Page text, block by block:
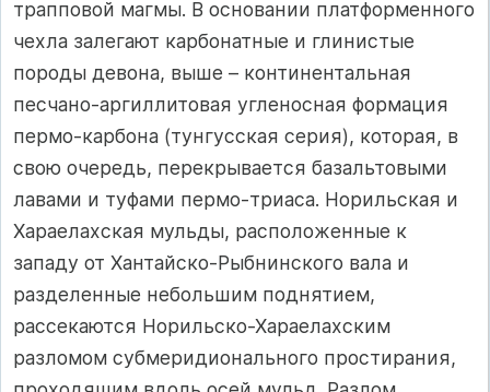
трапповой магмы. В основании платформенного
чехла залегают карбонатные и глинистые
породы девона, выше – континентальная
песчано-аргиллитовая угленосная формация
пермо-карбона (тунгусская серия), которая, в
свою очередь, перекрывается базальто­выми
лавами и туфами пермо-триаса. Норильская и
Хараелахская мульды, расположенные к
западу от Хантайско-Рыбнинского вала и
разделенные небольшим поднятием,
рассекаются Норильско-Хараелахским
разломом субмеридионального простирания,